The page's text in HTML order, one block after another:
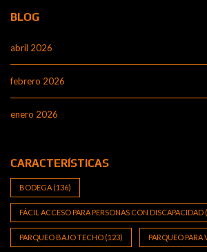
BLOG
abril 2026
febrero 2026
enero 2026
CARACTERÍSTICAS
BODEGA (136)
FÁCIL ACCESO PARA PERSONAS CON DISCAPACIDAD
PARQUEO BAJO TECHO (123) PARQUEO PARA